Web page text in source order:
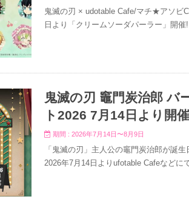
鬼滅の刃 × udotable Cafe/マチ★アソビ
日より「クリームソーダパーラー」開催!
鬼滅の刃 竈門炭治郎 バ
ト2026 7月14日より開
期間 : 2026年7月14日〜8月9日
「鬼滅の刃」主人公の竈門炭治郎が誕生
2026年7月14日よりufotable Cafeなどに